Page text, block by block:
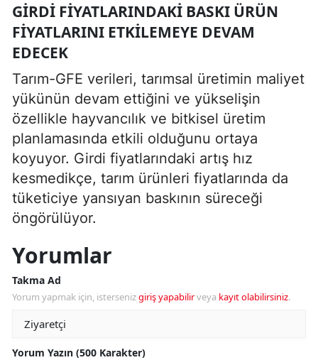
GIRDI FIYATLARINDAKI BASKI ÜRÜN
FIYATLARINI ETKILEMEYE DEVAM
EDECEK
Tarım-GFE verileri, tarımsal üretimin maliyet
yükünün devam ettiğini ve yükselişin
özellikle hayvancılık ve bitkisel üretim
planlamasında etkili olduğunu ortaya
koyuyor. Girdi fiyatlarındaki artış hız
kesmedikçe, tarım ürünleri fiyatlarında da
tüketiciye yansıyan baskının süreceği
öngörülüyor.
Yorumlar
Takma Ad
Yorum yapmak için, istersenizgiriş yapabilirveya kayıt olabilirsiniz.
Yorum Yazın (500 Karakter)